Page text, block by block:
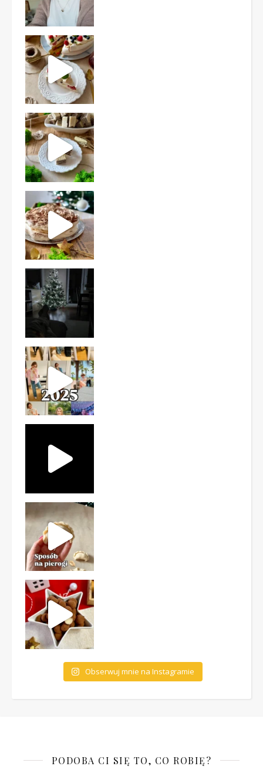
Ten deser to prawdziwy HIT PRL-u! Wafle przełożo
Obserwuj mnie na Instagramie
PODOBA CI SIĘ TO, CO ROBIĘ?